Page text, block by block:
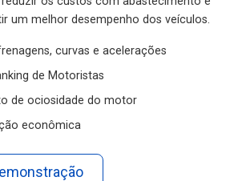
um melhor desempenho dos veículos.
curvas e acelerações
de Motoristas
de ociosidade do motor
econômica